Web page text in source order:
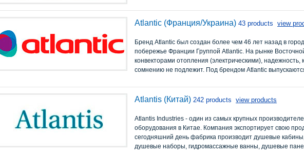
Atlantic (Франция/Украина) 43 products view
Бренд Atlantic был создан более чем 46 лет назад в
побережье Франции Группой Atlantic. На рынке
конвекторами отопления (электрическими), надежность,
сомнению не подлежит. Под брендом Atlantic
Atlantis (Китай) 242 products view products
Atlantis Industries - один из самых крупных
оборудования в Китае. Компания экспортирует свою
сегодняшний день фабрика производит душевые
душевые наборы, гидромассажные ванны, душевые